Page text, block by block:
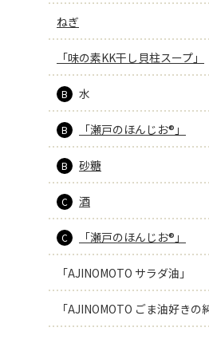
もっと見る
ねぎ
「味の素KK干し貝柱スープ」
B 水
B 「瀬戸のほんじお®」
B 砂糖
C 酒
C 「瀬戸のほんじお®」
「AJINOMOTO サラダ油」
「AJINOMOTO ごま油好きの